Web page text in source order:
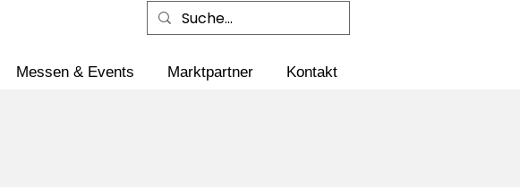
Messen & Events Marktpartner Kontakt